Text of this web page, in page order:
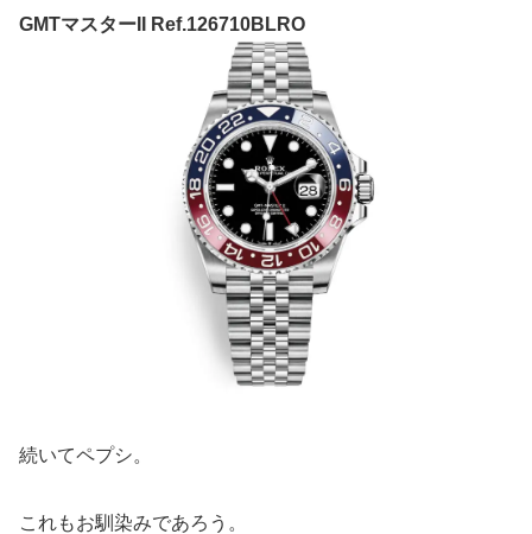
GMTマスターII Ref.126710BLRO
続いてペプシ。
これもお馴染みであろう。